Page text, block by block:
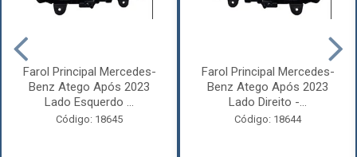
Farol Principal Mercedes-
Benz Atego Após 2023
Lado Esquerdo ...
Código: 18645
Farol Principal Mercedes-
Benz Atego Após 2023
Lado Direito -...
Código: 18644